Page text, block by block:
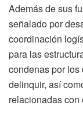
Además de sus
señalado por
coordinación
para las
condenas por
delinquir, así
relacionadas con